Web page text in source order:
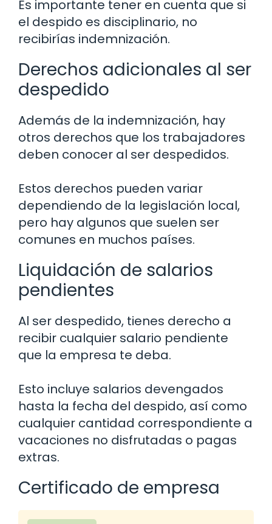
Es importante tener en cuenta que si
el despido es disciplinario, no
recibirías indemnización.
Derechos adicionales al ser
despedido
Además de la indemnización, hay
otros derechos que los trabajadores
deben conocer al ser despedidos.
Estos derechos pueden variar
dependiendo de la legislación local,
pero hay algunos que suelen ser
comunes en muchos países.
Liquidación de salarios
pendientes
Al ser despedido, tienes derecho a
recibir cualquier salario pendiente
que la empresa te deba.
Esto incluye salarios devengados
hasta la fecha del despido, así como
cualquier cantidad correspondiente a
vacaciones no disfrutadas o pagas
extras.
Certificado de empresa